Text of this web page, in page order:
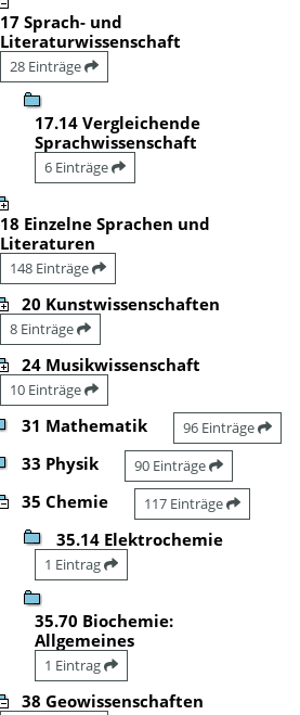
17 Sprach- und
Literaturwissenschaft
28 Einträge
17.14 Vergleichende
Sprachwissenschaft
6 Einträge
18 Einzelne Sprachen und
Literaturen
148 Einträge
20 Kunstwissenschaften
8 Einträge
24 Musikwissenschaft
10 Einträge
31 Mathematik 96 Einträge
33 Physik 90 Einträge
35 Chemie 117 Einträge
35.14 Elektrochemie
1 Eintrag
35.70 Biochemie:
Allgemeines
1 Eintrag
38 Geowissenschaften